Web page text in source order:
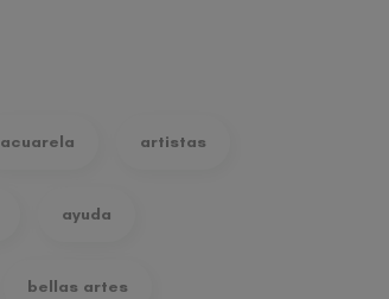
acuarela artistas
ayuda
bellas artes